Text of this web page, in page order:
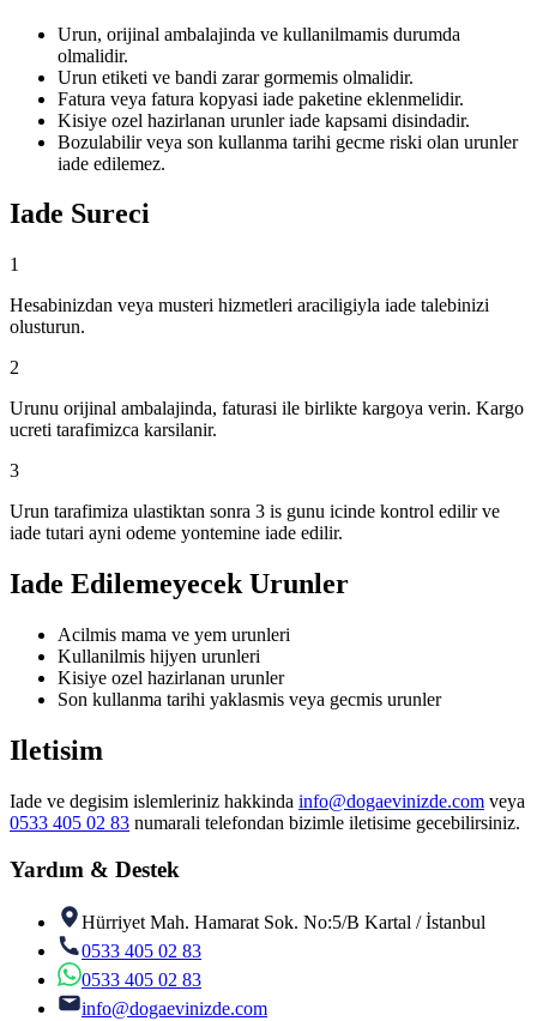
Urun, orijinal ambalajinda ve kullanilmamis durumda
olmalidir.
Urun etiketi ve bandi zarar gormemis olmalidir.
Fatura veya fatura kopyasi iade paketine eklenmelidir.
Kisiye ozel hazirlanan urunler iade kapsami disindadir.
Bozulabilir veya son kullanma tarihi gecme riski olan urunler
iade edilemez.
Iade Sureci
1
Hesabinizdan veya musteri hizmetleri araciligiyla iade talebinizi
olusturun.
2
Urunu orijinal ambalajinda, faturasi ile birlikte kargoya verin. Kargo
ucreti tarafimizca karsilanir.
3
Urun tarafimiza ulastiktan sonra 3 is gunu icinde kontrol edilir ve
iade tutari ayni odeme yontemine iade edilir.
Iade Edilemeyecek Urunler
Acilmis mama ve yem urunleri
Kullanilmis hijyen urunleri
Kisiye ozel hazirlanan urunler
Son kullanma tarihi yaklasmis veya gecmis urunler
Iletisim
Iade ve degisim islemleriniz hakkinda info@dogaevinizde.com veya
0533 405 02 83 numarali telefondan bizimle iletisime gecebilirsiniz.
Yardım & Destek
Hürriyet Mah. Hamarat Sok. No:5/B Kartal / İstanbul
0533 405 02 83
0533 405 02 83
info@dogaevinizde.com